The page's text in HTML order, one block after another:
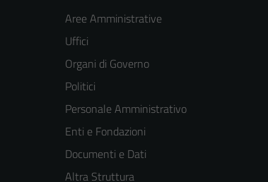
Aree Amministrative
Uffici
Organi di Governo
Politici
Personale Amministrativo
Enti e Fondazioni
Documenti e Dati
Altra Struttura